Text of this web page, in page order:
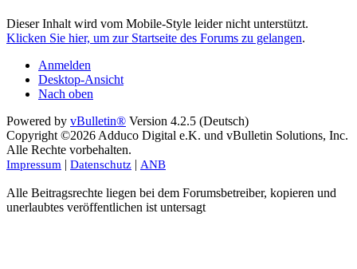
Dieser Inhalt wird vom Mobile-Style leider nicht unterstützt.
Klicken Sie hier, um zur Startseite des Forums zu gelangen.
Anmelden
Desktop-Ansicht
Nach oben
Powered by vBulletin® Version 4.2.5 (Deutsch)
Copyright ©2026 Adduco Digital e.K. und vBulletin Solutions, Inc.
Alle Rechte vorbehalten.
Impressum | Datenschutz | ANB
Alle Beitragsrechte liegen bei dem Forumsbetreiber, kopieren und
unerlaubtes veröffentlichen ist untersagt